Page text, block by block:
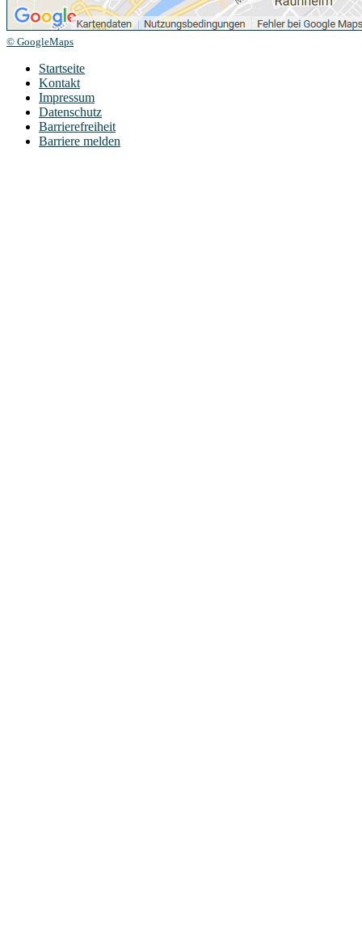
© GoogleMaps
Startseite
Kontakt
Impressum
Datenschutz
Barrierefreiheit
Barriere melden